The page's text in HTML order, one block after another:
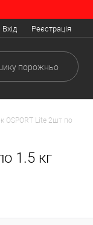
Вхід Реєстрація
порожньо
OSPORT Lite 2шт по
1.5 кг